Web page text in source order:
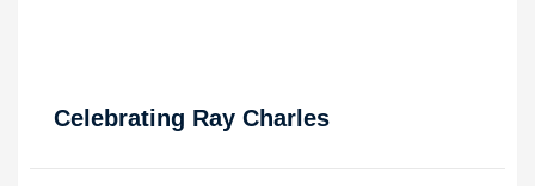
Celebrating Ray Charles